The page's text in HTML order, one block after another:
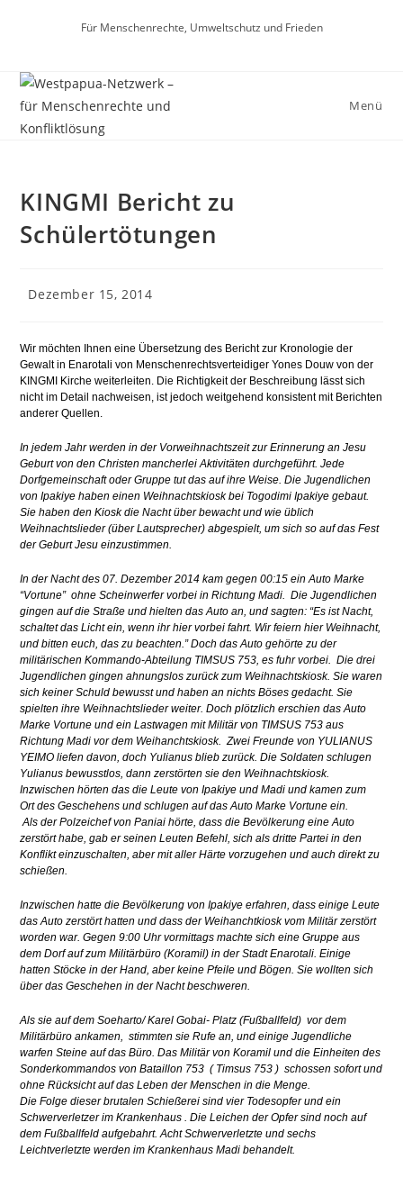
Für Menschenrechte, Umweltschutz und Frieden
Menü
KINGMI Bericht zu
Schülertötungen
Dezember 15, 2014
Wir möchten Ihnen eine Übersetzung des Bericht zur Kronologie der
Gewalt in Enarotali von Menschenrechtsverteidiger Yones Douw von der
KINGMI Kirche weiterleiten. Die Richtigkeit der Beschreibung lässt sich
nicht im Detail nachweisen, ist jedoch weitgehend konsistent mit Berichten
anderer Quellen.
In jedem Jahr werden in der Vorweihnachtszeit zur Erinnerung an Jesu
Geburt von den Christen mancherlei Aktivitäten durchgeführt. Jede
Dorfgemeinschaft oder Gruppe tut das auf ihre Weise. Die Jugendlichen
von Ipakiye haben einen Weihnachtskiosk bei Togodimi Ipakiye gebaut.
Sie haben den Kiosk die Nacht über bewacht und wie üblich
Weihnachtslieder (über Lautsprecher) abgespielt, um sich so auf das Fest
der Geburt Jesu einzustimmen.
In der Nacht des 07. Dezember 2014 kam gegen 00:15 ein Auto Marke
“Vortune” ohne Scheinwerfer vorbei in Richtung Madi. Die Jugendlichen
gingen auf die Straße und hielten das Auto an, und sagten: “Es ist Nacht,
schaltet das Licht ein, wenn ihr hier vorbei fahrt. Wir feiern hier Weihnacht,
und bitten euch, das zu beachten.” Doch das Auto gehörte zu der
militärischen Kommando-Abteilung TIMSUS 753, es fuhr vorbei. Die drei
Jugendlichen gingen ahnungslos zurück zum Weihnachtskiosk. Sie waren
sich keiner Schuld bewusst und haben an nichts Böses gedacht. Sie
spielten ihre Weihnachtslieder weiter. Doch plötzlich erschien das Auto
Marke Vortune und ein Lastwagen mit Militär von TIMSUS 753 aus
Richtung Madi vor dem Weihanchtskiosk. Zwei Freunde von YULIANUS
YEIMO liefen davon, doch Yulianus blieb zurück. Die Soldaten schlugen
Yulianus bewusstlos, dann zerstörten sie den Weihnachtskiosk.
Inzwischen hörten das die Leute von Ipakiye und Madi und kamen zum
Ort des Geschehens und schlugen auf das Auto Marke Vortune ein.
Als der Polzeichef von Paniai hörte, dass die Bevölkerung eine Auto
zerstört habe, gab er seinen Leuten Befehl, sich als dritte Partei in den
Konflikt einzuschalten, aber mit aller Härte vorzugehen und auch direkt zu
schießen.
Inzwischen hatte die Bevölkerung von Ipakiye erfahren, dass einige Leute
das Auto zerstört hatten und dass der Weihanchtkiosk vom Militär zerstört
worden war. Gegen 9:00 Uhr vormittags machte sich eine Gruppe aus
dem Dorf auf zum Militärbüro (Koramil) in der Stadt Enarotali. Einige
hatten Stöcke in der Hand, aber keine Pfeile und Bögen. Sie wollten sich
über das Geschehen in der Nacht beschweren.
Als sie auf dem Soeharto/ Karel Gobai- Platz (Fußballfeld) vor dem
Militärbüro ankamen, stimmten sie Rufe an, und einige Jugendliche
warfen Steine auf das Büro. Das Militär von Koramil und die Einheiten des
Sonderkommandos von Bataillon 753 ( Timsus 753 ) schossen sofort und
ohne Rücksicht auf das Leben der Menschen in die Menge.
Die Folge dieser brutalen Schießerei sind vier Todesopfer und ein
Schwerverletzer im Krankenhaus . Die Leichen der Opfer sind noch auf
dem Fußballfeld aufgebahrt. Acht Schwerverletzte und sechs
Leichtverletzte werden im Krankenhaus Madi behandelt.